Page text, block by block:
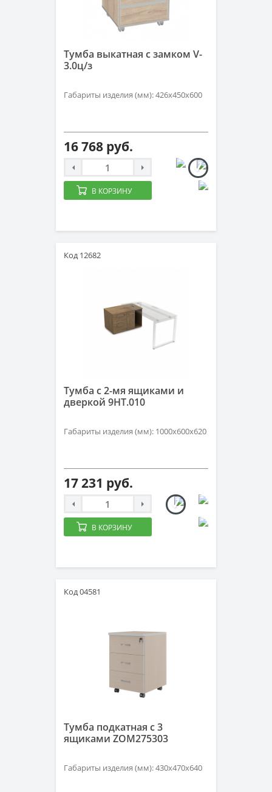
Тумба выкатная с замком V-
3.0ц/з
Габариты изделия (мм): 426х450х600
16 768 руб.
В КОРЗИНУ
Код 12682
Тумба с 2-мя ящиками и
дверкой 9НТ.010
Габариты изделия (мм): 1000х600х620
17 231 руб.
В КОРЗИНУ
Код 04581
Тумба подкатная с 3
ящиками ZOM275303
Габариты изделия (мм): 430х470х640